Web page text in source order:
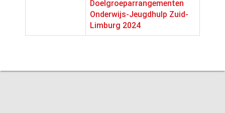
Doelgroeparrangementen
Onderwijs-Jeugdhulp Zuid-
Limburg 2024